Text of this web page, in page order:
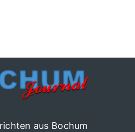
aus Bochum